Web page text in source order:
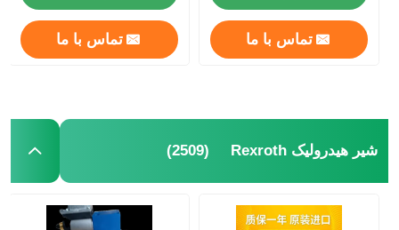
تماس با ما تماس با ما
شیر هیدرولیک Rexroth (2509)